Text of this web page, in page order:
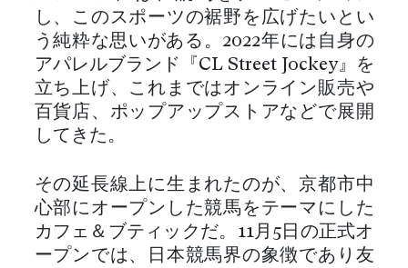
し、このスポーツの裾野を広げたいとい
う純粋な思いがある。2022年には自身の
アパレルブランド『CL Street Jockey』を
立ち上げ、これまではオンライン販売や
百貨店、ポップアップストアなどで展開
してきた。
その延長線上に生まれたのが、京都市中
心部にオープンした競馬をテーマにした
カフェ＆ブティックだ。11月5日の正式オ
ープンでは、日本競馬界の象徴であり友